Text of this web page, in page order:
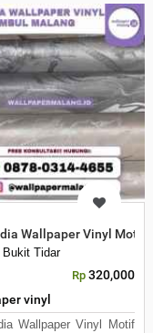
Malang
Kota Malang,
Wallpaper Vinyl Motif
Tidar
Rp 320,000
vinyl
Wallpaper Vinyl Motif